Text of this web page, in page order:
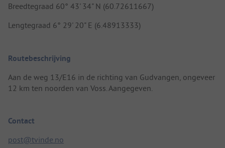
Breedtegraad 60° 43' 34" N (60.72611667)
Lengtegraad 6° 29' 20" E (6.48913333)
Routebeschrijving
Aan de weg 13/E16 in de richting van Gudvangen, ongeveer
12 km ten noorden van Voss. Aangegeven.
Contact
post@tvinde.no